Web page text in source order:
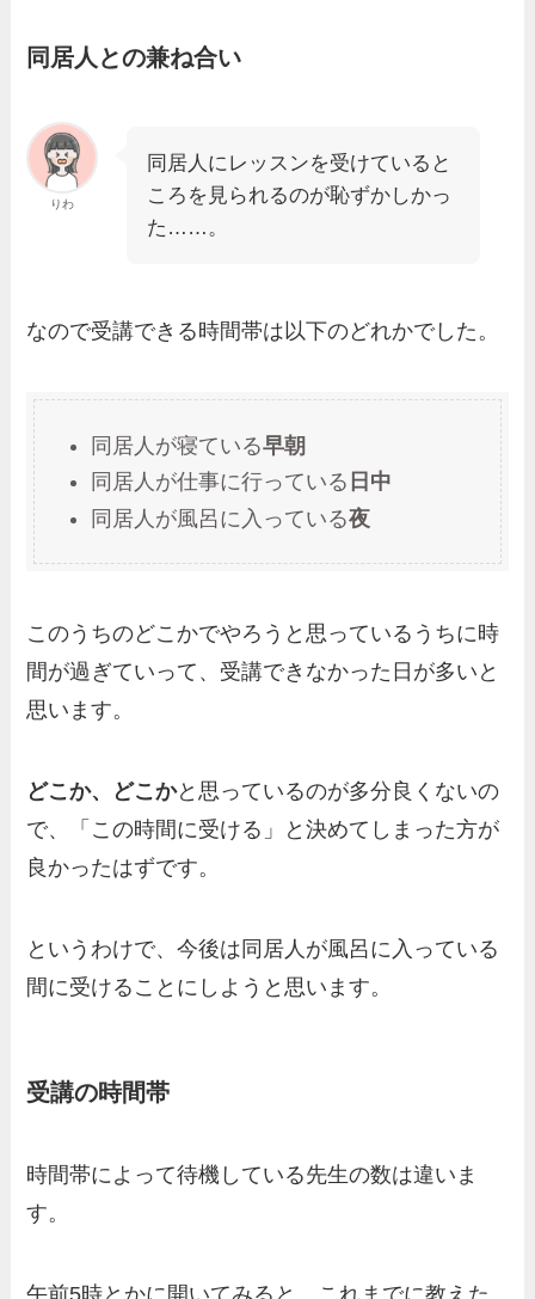
同居人との兼ね合い
りわ
同居人にレッスンを受けていると
ころを見られるのが恥ずかしかっ
た……。
なので受講できる時間帯は以下のどれかでした。
同居人が寝ている早朝
同居人が仕事に行っている 日中
同居人が風呂に入っている夜
このうちのどこかでやろう と思っているうちに時
間が過ぎていって、受講できなかった日が多いと
思います。
どこか、どこかと思っているのが多分良くないの
で、
「この時間に受ける」と決めてしまった方が
良かったはずです。
というわけで、今後は同居人が風呂に入っている
間に受けることにしようと思います。
受講の時間帯
時間帯によって待機している先生の数は違いま
す。
午前5時とかに開いてみると、これまでに教えた